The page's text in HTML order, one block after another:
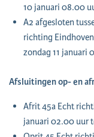
10 januari 08.00
A2 afgesloten
richting
zondag 11 januari
Afsluitingen op- en
Afrit 45a Echt
januari 02.00 uur